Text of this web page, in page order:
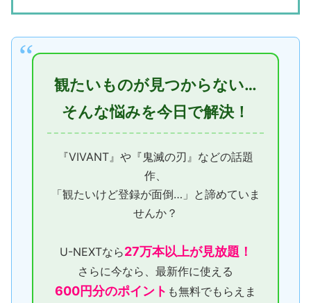
観たいものが見つからない…
そんな悩みを今日で解決！
『VIVANT』や『鬼滅の刃』などの話題
作、
「観たいけど登録が面倒…」と諦めていま
せんか？
U-NEXTなら27万本以上が見放題！
さらに今なら、最新作に使える
600円分のポイント も無料でもらえま